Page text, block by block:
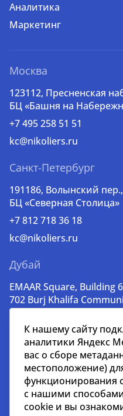
Аналитика
Маркетинг
Москва
123112, Пресненская
БЦ «Башня на
+7 495 258 51 51
kc@nikoliers.ru
Санкт-Петербург
191186, Волынский
БЦ «Северная Столица»
+7 812 718 36 18
kc@nikoliers.ru
Дубай
EMAAR Square, Building
702 Burj Khalifa
lead@nikoliers-
© nikoliers.ru 1994 - 2026
Все права защищены
Информация,
К нашему сайту
аналитики Яндекс
вас о сборе
местоположение)
функционирования
с нашими
cookie и вы